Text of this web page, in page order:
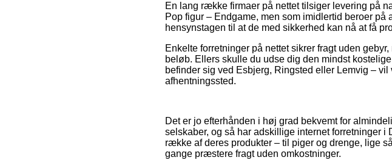
En lang række firmaer på nettet tilsiger levering på
Pop figur – Endgame, men som imidlertid beroer
hensynstagen til at de med sikkerhed kan nå at få
Enkelte forretninger på nettet sikrer fragt uden
beløb. Ellers skulle du udse dig den mindst
befinder sig ved Esbjerg, Ringsted eller Lemvig –
afhentningssted.
Det er jo efterhånden i høj grad bekvemt for
selskaber, og så har adskillige internet forretninger
række af deres produkter – til piger og drenge, lige
gange præstere fragt uden omkostninger.